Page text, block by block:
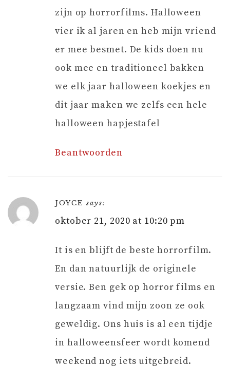
zijn op horrorfilms. Halloween
vier ik al jaren en heb mijn vriend
er mee besmet. De kids doen nu
ook mee en traditioneel bakken
we elk jaar halloween koekjes en
dit jaar maken we zelfs een hele
halloween hapjestafel
Beantwoorden
JOYCE says:
oktober 21, 2020 at 10:20 pm
It is en blijft de beste horrorfilm.
En dan natuurlijk de originele
versie. Ben gek op horror films en
langzaam vind mijn zoon ze ook
geweldig. Ons huis is al een tijdje
in halloweensfeer wordt komend
weekend nog iets uitgebreid.